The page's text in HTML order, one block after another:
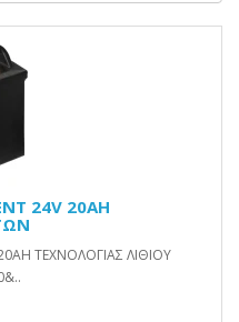
24V 20AH
ΤΕΧΝΟΛΟΓΙΑΣ ΛΙΘΙΟΥ